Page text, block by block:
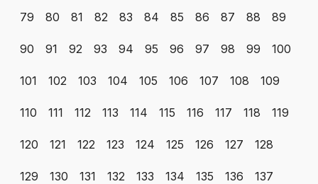
79 80 81 82 83 84 85 86 87 88 89
90 91 92 93 94 95 96 97 98 99 100
101 102 103 104 105 106 107 108 109
110 111 112 113 114 115 116 117 118 119
120 121 122 123 124 125 126 127 128
129 130 131 132 133 134 135 136 137